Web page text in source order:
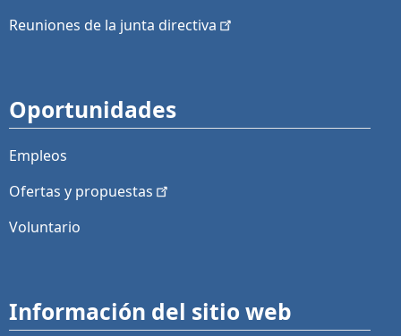
Reuniones de la junta directiva
Oportunidades
Empleos
Ofertas y propuestas
Voluntario
Información del sitio web